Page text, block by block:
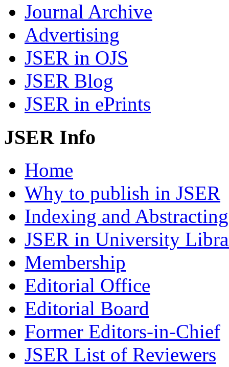
Journal Archive
Advertising
JSER in OJS
JSER Blog
JSER in ePrints
JSER Info
Home
Why to publish in JSER
Indexing and Abstracting
JSER in University
Membership
Editorial Office
Editorial Board
Former Editors-in-Chief
JSER List of Reviewers